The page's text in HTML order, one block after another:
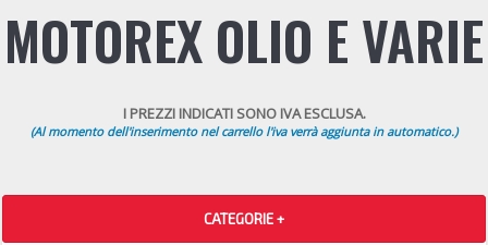
MOTOREX OLIO E VARIE
I PREZZI INDICATI SONO IVA ESCLUSA.
(Al momento dell'inserimento nel carrello l'iva verrà aggiunta in automatico.)
CATEGORIE +